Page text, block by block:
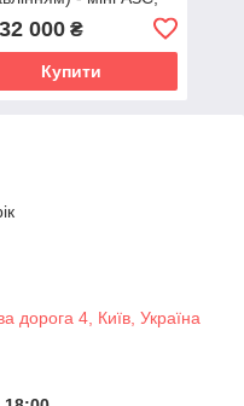
32 000₴
Купити
дорога 4, Київ, Україна